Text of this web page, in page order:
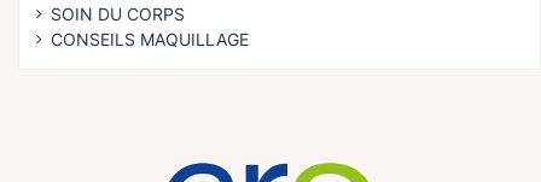
SOIN DU CORPS
CONSEILS MAQUILLAGE